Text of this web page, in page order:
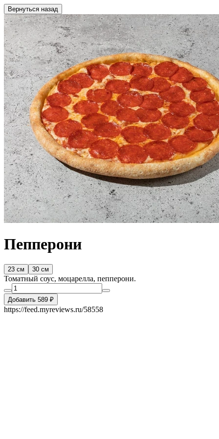
Вернуться назад
Пепперони
23 см 30 см
Томатный соус, моцарелла, пепперони.
Добавить 589 ₽
https://feed.myreviews.ru/58558